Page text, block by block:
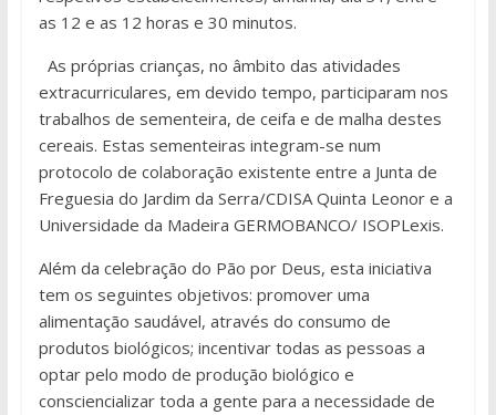
as 12 e as 12 horas e 30 minutos.
As próprias crianças, no âmbito das atividades
extracurriculares, em devido tempo, participaram nos
trabalhos de sementeira, de ceifa e de malha destes
cereais. Estas sementeiras integram-se num
protocolo de colaboração existente entre a Junta de
Freguesia do Jardim da Serra/CDISA Quinta Leonor e a
Universidade da Madeira GERMOBANCO/ ISOPLexis.
Além da celebração do Pão por Deus, esta iniciativa
tem os seguintes objetivos: promover uma
alimentação saudável, através do consumo de
produtos biológicos; incentivar todas as pessoas a
optar pelo modo de produção biológico e
consciencializar toda a gente para a necessidade de